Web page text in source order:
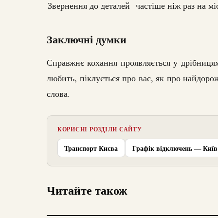
Звернення до деталей частіше ніж раз на
Заключні думки
Справжнє кохання проявляється у
любить, піклується про вас, як про
слова.
КОРИСНІ РОЗДІЛИ САЙТУ
Транспорт Києва Графік відключень — Київ
Читайте також